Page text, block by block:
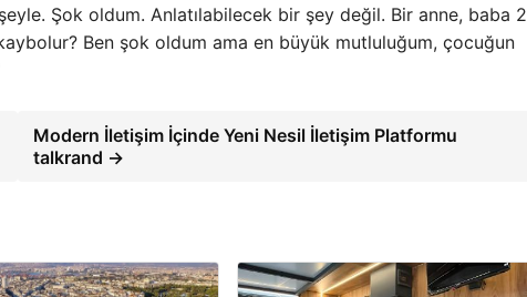
Şok oldum. Anlatılabilecek bir şey değil. Bir anne, baba 2
Ben şok oldum ama en büyük mutluluğum, çocuğun
Modern İletişim İçinde Yeni Nesil İletişim Platformu
talkrand →